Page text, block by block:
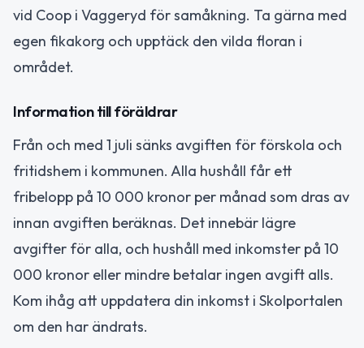
vid Coop i Vaggeryd för samåkning. Ta gärna med
egen fikakorg och upptäck den vilda floran i
området.
Information till föräldrar
Från och med 1 juli sänks avgiften för förskola och
fritidshem i kommunen. Alla hushåll får ett
fribelopp på 10 000 kronor per månad som dras av
innan avgiften beräknas. Det innebär lägre
avgifter för alla, och hushåll med inkomster på 10
000 kronor eller mindre betalar ingen avgift alls.
Kom ihåg att uppdatera din inkomst i Skolportalen
om den har ändrats.